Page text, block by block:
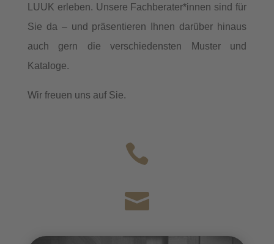
LUUK erleben. Unsere Fachberater*innen sind für
Sie da – und präsentieren Ihnen darüber hinaus
auch gern die verschiedensten Muster und
Kataloge.
Wir freuen uns auf Sie.

